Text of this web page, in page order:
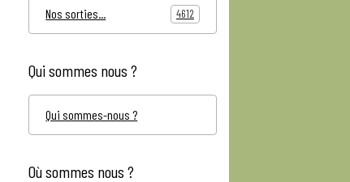
Nos sorties... 4612
Qui sommes nous ?
Qui sommes-nous ?
Où sommes nous ?